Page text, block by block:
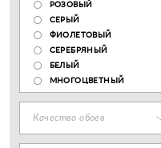
РОЗОВЫЙ
СЕРЫЙ
ФИОЛЕТОВЫЙ
СЕРЕБРЯНЫЙ
БЕЛЫЙ
МНОГОЦВЕТНЫЙ
Качество обоев